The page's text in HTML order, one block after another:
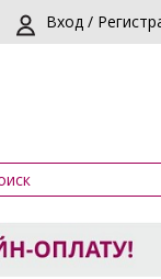
Вход /